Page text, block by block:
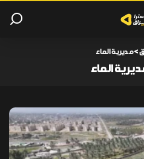
>مديرية الماء
الماء